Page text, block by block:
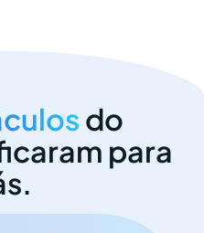
do
para